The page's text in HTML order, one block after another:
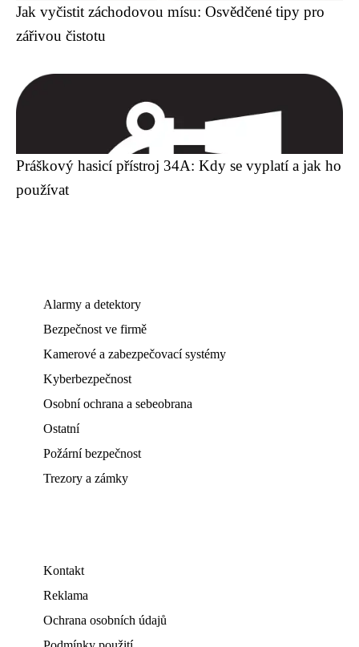
Jak vyčistit záchodovou mísu: Osvědčené tipy pro
zářivou čistotu
Práškový hasicí přístroj 34A: Kdy se vyplatí a jak ho
používat
Alarmy a detektory
Bezpečnost ve firmě
Kamerové a zabezpečovací systémy
Kyberbezpečnost
Osobní ochrana a sebeobrana
Ostatní
Požární bezpečnost
Trezory a zámky
Kontakt
Reklama
Ochrana osobních údajů